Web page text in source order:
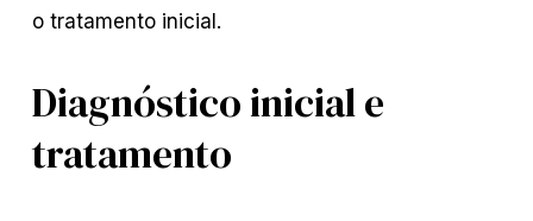
o tratamento inicial.
Diagnóstico inicial e
tratamento